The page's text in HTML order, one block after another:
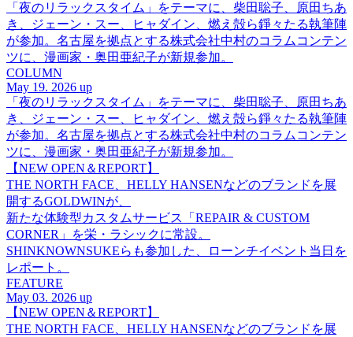
「夜のリラックスタイム」をテーマに、柴田聡子、原田ちあ
き、ジェーン・スー、ヒャダイン、燃え殻ら錚々たる執筆陣
が参加。名古屋を拠点とする株式会社中村のコラムコンテン
ツに、漫画家・奥田亜紀子が新規参加。
COLUMN
May 19. 2026 up
「夜のリラックスタイム」をテーマに、柴田聡子、原田ちあ
き、ジェーン・スー、ヒャダイン、燃え殻ら錚々たる執筆陣
が参加。名古屋を拠点とする株式会社中村のコラムコンテン
ツに、漫画家・奥田亜紀子が新規参加。
【NEW OPEN＆REPORT】
THE NORTH FACE、HELLY HANSENなどのブランドを展
開するGOLDWINが、
新たな体験型カスタムサービス「REPAIR & CUSTOM
CORNER」を栄・ラシックに常設。
SHINKNOWNSUKEらも参加した、ローンチイベント当日を
レポート。
FEATURE
May 03. 2026 up
【NEW OPEN＆REPORT】
THE NORTH FACE、HELLY HANSENなどのブランドを展